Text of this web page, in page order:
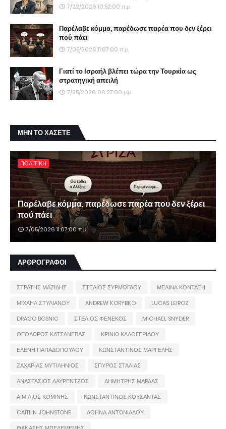
7/22/2026 10:52:00 π.μ.
Παρέλαβε κόμμα, παρέδωσε παρέα που δεν ξέρει
πού πάει
7/05/2026 11:07:00 π.μ.
Γιατί το Ισραήλ βλέπει τώρα την Τουρκία ως
στρατηγική απειλή
7/25/2026 06:27:00 μ.μ.
ΜΗΝ ΤΟ ΧΑΣΕΤΕ
ΠΟΛΙΤΙΚΗ
Παρέλαβε κόμμα, παρέδωσε παρέα που δεν ξέρει
πού πάει
7/05/2026 11:07:00 π.μ.
ΑΡΘΡΟΓΡΑΦΟΙ
ΣΤΡΑΤΗΣ ΜΑΖΙΔΗΣ ΣΤΕΛΙΟΣ ΣΥΡΜΟΓΛΟΥ
ΜΕΛΙΝΑ ΚΟΝΤΑΞΗ
ΜΙΧΑΗΛ ΣΤΥΛΙΑΝΟΥ
ANDREW KORYBKO
LUCAS LEIROZ
DRAGO BOSNIC
ΣΤΕΛΙΟΣ ΦΕΝΕΚΟΣ
MICHAEL SNYDER
ΘΕΟΔΩΡΟΣ ΚΑΤΣΑΝΕΒΑΣ
ΚΡΙΝΙΩ ΚΑΛΟΓΕΡΙΔΟΥ
ΕΛΕΝΗ ΠΑΠΑΔΟΠΟΥΛΟΥ
ΚΩΝΣΤΑΝΤΙΝΟΣ ΜΑΡΓΕΛΗΣ
ΖΑΧΑΡΙΑΣ ΜΥΤΙΛΗΝΙΟΣ
ΣΠΥΡΟΣ ΣΤΑΛΙΑΣ
ΑΝΑΣΤΑΣΙΟΣ ΛΑΥΡΕΝΤΖΟΣ
ΔΗΜΗΤΡΗΣ ΜΑΡΔΑΣ
ΑΙΜΙΛΙΟΣ ΚΟΜΙΝΗΣ
ΚΩΝΣΤΑΝΤΙΝΟΣ ΚΟΥΣΑΝΤΑΣ
CAITLIN JOHNSTONE
ΑΘΗΝΑ ΑΝΤΩΝΙΑΔΟΥ